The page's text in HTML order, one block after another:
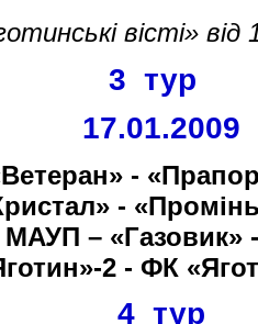
вісті» від
3 тур
17.01.2009
-
-
МАУП – «Газовик»
2 - ФК
4 тур